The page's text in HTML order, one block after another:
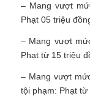
– Mang vượt
Phạt 05 triệu
– Mang vượt
Phạt từ 15 triệu
– Mang vượt
tội phạm: Phạt từ